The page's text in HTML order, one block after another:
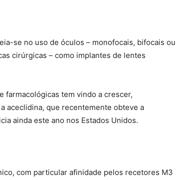
se no uso de óculos – monofocais, bifocais ou
cirúrgicas – como implantes de lentes
farmacológicas tem vindo a crescer,
aceclidina, que recentemente obteve a
ainda este ano nos Estados Unidos.
com particular afinidade pelos recetores M3